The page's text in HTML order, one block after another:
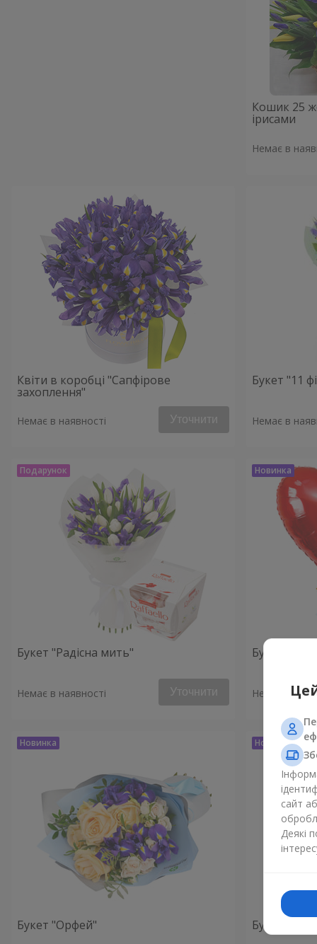
Кошик 25
ірисами
Немає в
Квіти в коробці "Сапфірове
захоплення"
Немає в наявності Уточнити
Букет "11
Немає в
Букет "Радісна мить"
Немає в наявності Уточнити
Букет
Немає в
Букет "Орфей" Букет
сайт
Деякі